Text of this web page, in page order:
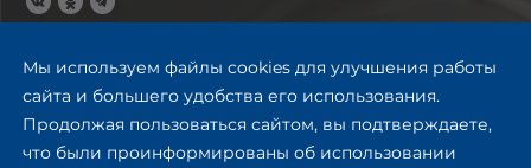
Мы используем файлы cookies для улучшения работы
сайта и большего удобства его использования.
Продолжая пользоваться сайтом, вы подтверждаете,
что были проинформированы об использовании
443100, Самара
Ул. Молодогвардейская, 244,
главный корпус
8 (846) 278-43-11
rector@samgtu.ru